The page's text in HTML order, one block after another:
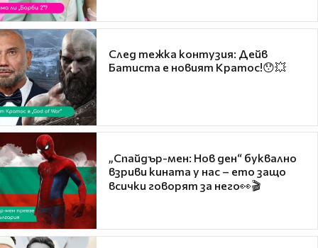
След тежка контузия: Дейв
Батиста е новият Кратос!😯💥
„Спайдър-мен: Нов ден“ буквално
взриви кината у нас – ето защо
всички говорят за него👀🎬